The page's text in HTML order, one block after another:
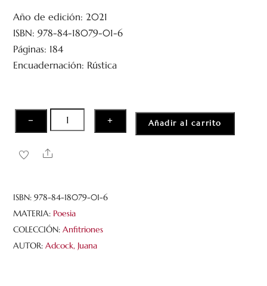
o
c
o
n
0
d
Año de edición: 2021
ISBN: 978-84-18079-01-6
Páginas: 184
Encuadernación: Rústica
−
Manca
y
más
+ Añadir al carrito
Share
ISBN:978-84-18079-01-6
MATERIA: Poesia
COLECCIÓN:Anfitriones
AUTOR:Adcock, Juana